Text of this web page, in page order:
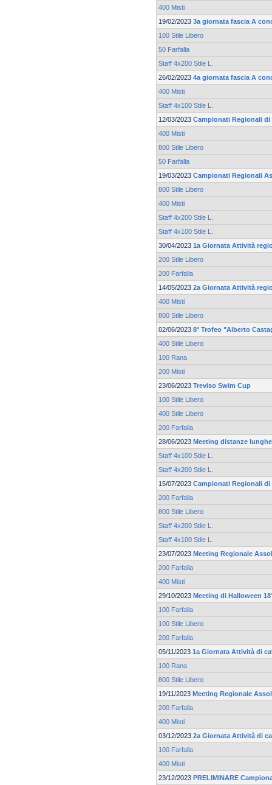
400 Misti
19/02/2023 3a giornata fascia A
100 Stile Libero
50 Farfalla
Staff 4x200 Stile L.
26/02/2023 4a giornata fascia A
400 Misti
Staff 4x100 Stile L.
12/03/2023 Campionati Regionali
400 Misti
800 Stile Libero
50 Farfalla
19/03/2023 Campionati Regionali
800 Stile Libero
400 Misti
Staff 4x200 Stile L.
Staff 4x100 Stile L.
30/04/2023 1a Giornata Attività
200 Stile Libero
200 Farfalla
14/05/2023 2a Giornata Attività
400 Misti
800 Stile Libero
02/06/2023 8° Trofeo "Alberto
400 Stile Libero
100 Rana
200 Misti
23/06/2023 Treviso Swim Cup
100 Stile Libero
400 Stile Libero
200 Farfalla
28/06/2023 Meeting distanze
Staff 4x100 Stile L.
Staff 4x200 Stile L.
15/07/2023 Campionati Regionali
200 Farfalla
800 Stile Libero
Staff 4x200 Stile L.
Staff 4x100 Stile L.
23/07/2023 Meeting Regionale
200 Farfalla
400 Misti
29/10/2023 Meeting di Halloween
100 Farfalla
100 Stile Libero
200 Farfalla
05/11/2023 1a Giornata Attività di
100 Rana
800 Stile Libero
19/11/2023 Meeting Regionale
200 Farfalla
400 Misti
03/12/2023 2a Giornata Attività di
100 Farfalla
400 Misti
23/12/2023 PRELIMINARE